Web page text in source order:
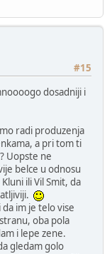
#15
dosadniji i
radi produzenja
a pri tom ti
Uopste ne
belce u odnosu
ili Vil Smit, da
im je telo vise
oba pola
i lepe zene.
gledam golo